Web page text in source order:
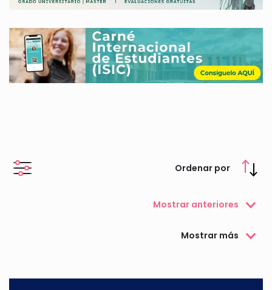
debido a que las becas convocadas están destinadas a
favorecer la investigación en el área de la salud y el
bienestar.
Aquí podrás consultar y conocer más información relacionada
con las Becas Chiesi España, y sabrás cómo puedes acceder a
una de ellas.
Ordenar por
Mostrar anteriores
Mostrar más